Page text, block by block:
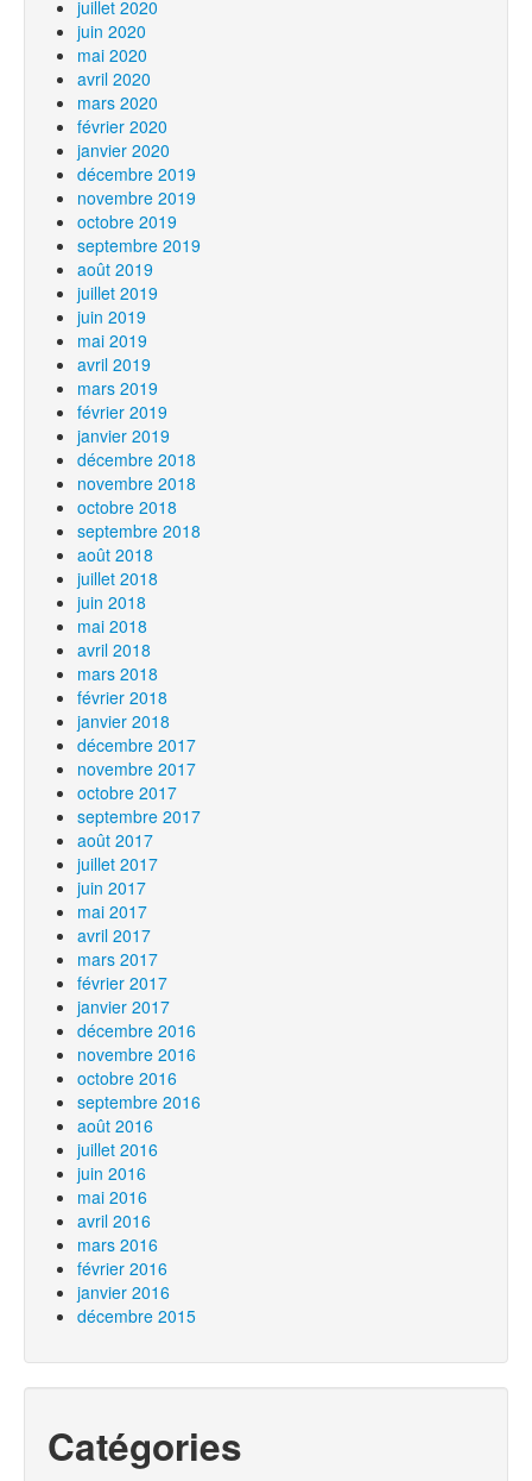
juillet 2020
juin 2020
mai 2020
avril 2020
mars 2020
février 2020
janvier 2020
décembre 2019
novembre 2019
octobre 2019
septembre 2019
août 2019
juillet 2019
juin 2019
mai 2019
avril 2019
mars 2019
février 2019
janvier 2019
décembre 2018
novembre 2018
octobre 2018
septembre 2018
août 2018
juillet 2018
juin 2018
mai 2018
avril 2018
mars 2018
février 2018
janvier 2018
décembre 2017
novembre 2017
octobre 2017
septembre 2017
août 2017
juillet 2017
juin 2017
mai 2017
avril 2017
mars 2017
février 2017
janvier 2017
décembre 2016
novembre 2016
octobre 2016
septembre 2016
août 2016
juillet 2016
juin 2016
mai 2016
avril 2016
mars 2016
février 2016
janvier 2016
décembre 2015
Catégories